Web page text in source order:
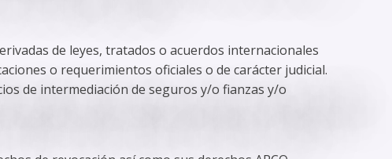
de leyes, tratados o acuerdos internacionales
o requerimientos oficiales o de carácter judicial.
de intermediación de seguros y/o fianzas y/o